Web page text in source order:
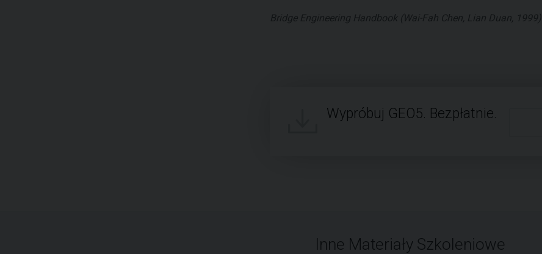
Bridge Engineering Handbook (Wai-Fah Chen, Lian Duan, 1999)
Wypróbuj GEO5. Bezpłatnie.
Inne Materiały Szkoleniowe